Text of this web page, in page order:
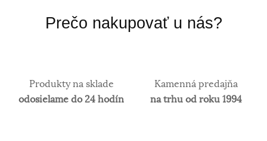
Prečo nakupovať u nás?
Produkty na sklade
odosielame do 24 hodín
Kamenná predajňa
na trhu od roku 1994